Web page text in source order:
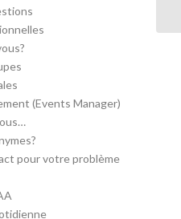
(Events Manager)
pour votre problème